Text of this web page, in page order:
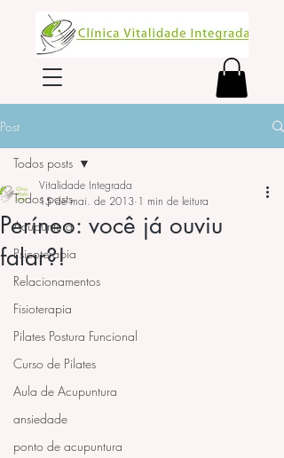
Post
Todos posts
Acupuntura
Psicoterapia
Relacionamentos
Fisioterapia
Pilates Postura Funcional
Curso de Pilates
Aula de Acupuntura
ansiedade
ponto de acupuntura
Todos posts
Períneo: você já ouviu
falar?!
Vitalidade Integrada
15 de mai. de 2013 1 min de leitura